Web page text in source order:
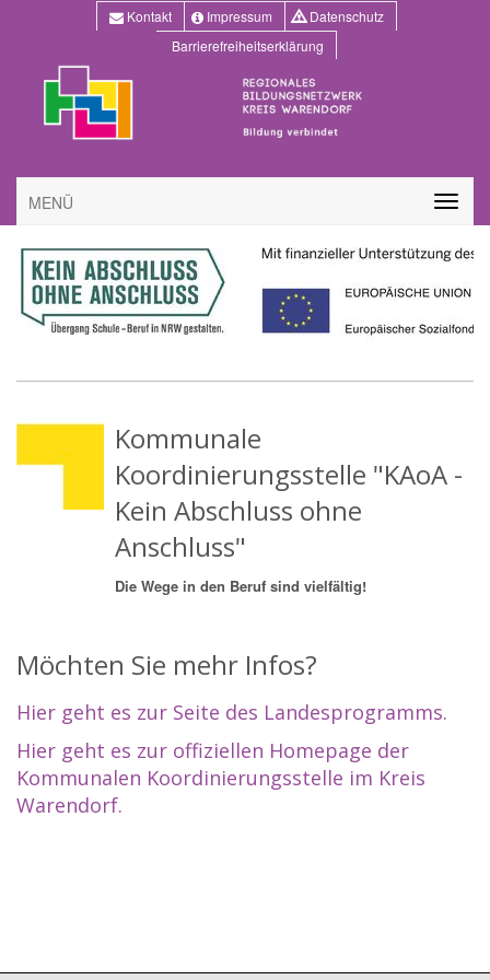
Kontakt Impressum
Datenschutz
Barrierefreiheitserklärung
MENÜ
Kommunale
Koordinierungsstelle "KAoA -
Kein Abschluss ohne
Anschluss"
Die Wege in den Beruf sind vielfältig!
Möchten Sie mehr Infos?
Hier geht es zur Seite des Landesprogramms.
Hier geht es zur offiziellen Homepage der
Kommunalen Koordinierungsstelle im Kreis
Warendorf.